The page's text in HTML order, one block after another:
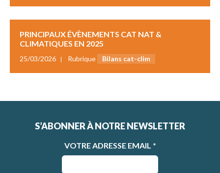
PRINCIPAUX ÉVÈNEMENTS CAT NAT &
CLIMATIQUES EN 2025
25/03/2026 Rubrique Bilans cat-clim
S’ABONNER À NOTRE NEWSLETTER
VOTRE ADRESSE EMAIL *